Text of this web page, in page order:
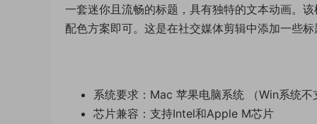
一套迷你且流畅的标题，具有独特的文本动画。
配色方案即可。这是在社交媒体剪辑中添加一些
系统要求：Mac 苹果电脑系统 （Win系统不
芯片兼容：支持Intel和Apple M芯片